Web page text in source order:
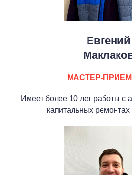
Евгений
МАСТЕР-
Имеет более 10 лет работы с
капитальных ремонтах